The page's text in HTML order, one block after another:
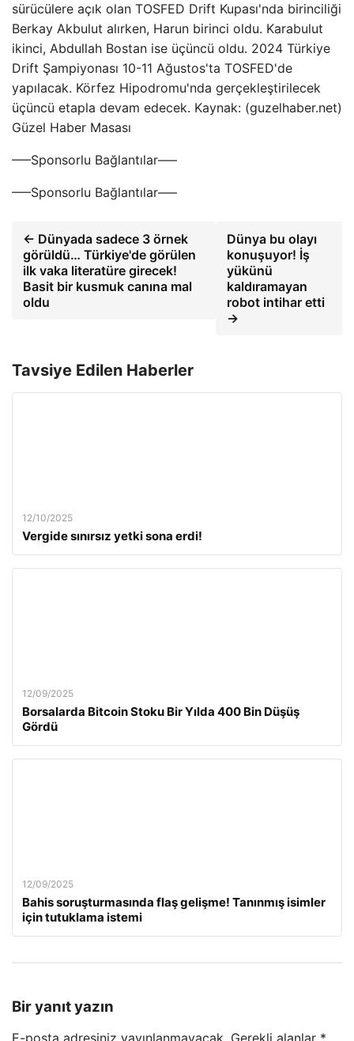
sürücülere açık olan TOSFED Drift Kupası'nda birinciliği
Berkay Akbulut alırken, Harun birinci oldu. Karabulut
ikinci, Abdullah Bostan ise üçüncü oldu. 2024 Türkiye
Drift Şampiyonası 10-11 Ağustos'ta TOSFED'de
yapılacak. Körfez Hipodromu'nda gerçekleştirilecek
üçüncü etapla devam edecek. Kaynak: (guzelhaber.net)
Güzel Haber Masası
—–Sponsorlu Bağlantılar—–
—–Sponsorlu Bağlantılar—–
← Dünyada sadece 3 örnek
görüldü… Türkiye'de görülen
ilk vaka literatüre girecek!
Basit bir kusmuk canına mal
oldu
Dünya bu olayı
konuşuyor! İş
yükünü
kaldıramayan
robot intihar etti
→
Tavsiye Edilen Haberler
12/10/2025
Vergide sınırsız yetki sona erdi!
12/09/2025
Borsalarda Bitcoin Stoku Bir Yılda 400 Bin Düşüş
Gördü
12/09/2025
Bahis soruşturmasında flaş gelişme! Tanınmış isimler
için tutuklama istemi
Bir yanıt yazın